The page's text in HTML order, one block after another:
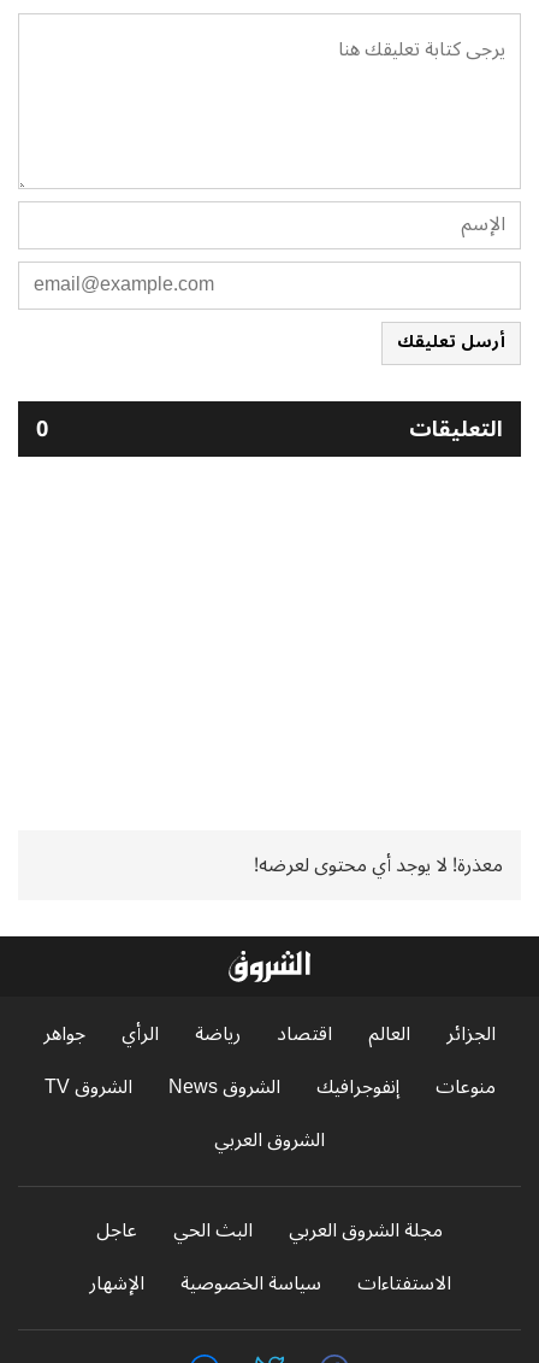
أرسل تعليقك
التعليقات 0
معذرة! لا يوجد أي محتوى لعرضه!
الجزائر العالم اقتصاد رياضة الرأي
جواهر
منوعات
إنفوجرافيك الشروق News
الشروق TV
الشروق العربي
مجلة الشروق العربي البث الحي
عاجل
الاستفتاءات
سياسة الخصوصية الإشهار